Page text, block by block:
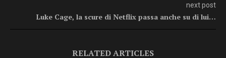
next post
Luke Cage, la scure di Netflix passa anche su di lui…
RELATED ARTICLES